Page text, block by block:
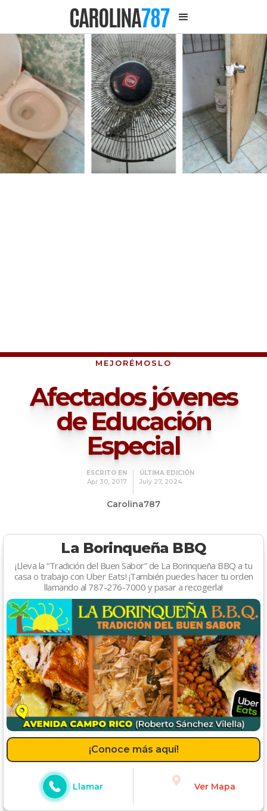
CAROLINA787
MEJORÉMOSLO
Afectados jóvenes
de Educación
Especial
ESCRITO EN
Apr 30, 2017
ÚLTIMA EDICIÓN
July 27, 2024
Carolina787
La Borinqueña BBQ
¡Lleva la “Tradición del Buen Sabor” de La Borinqueña BBQ a tu
casa o trabajo con Uber Eats! ¡También puedes hacer tu orden
llamando al 787-276-7000 y pasar a recogerla!
¡Conoce más aquí!
Llamar Ver Mapa